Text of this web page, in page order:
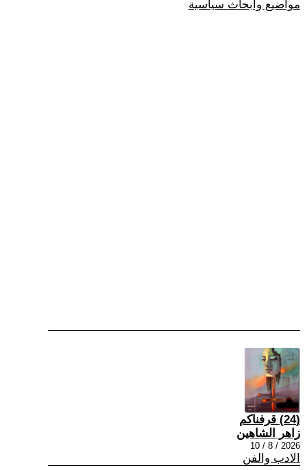
مواضيع وابحاث سياسية
(24) قرفناكم
زاهر الشاهين
2026 / 8 / 10
الادب والفن